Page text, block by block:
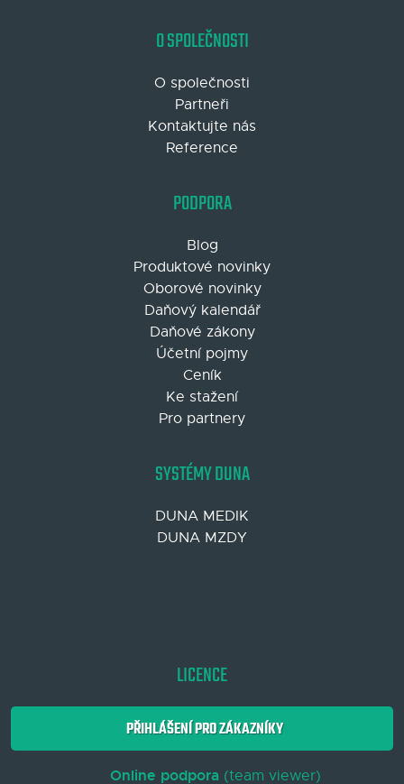
O SPOLEČNOSTI
O společnosti
Partneři
Kontaktujte nás
Reference
PODPORA
Blog
Produktové novinky
Oborové novinky
Daňový kalendář
Daňové zákony
Účetní pojmy
Ceník
Ke stažení
Pro partnery
SYSTÉMY DUNA
DUNA MEDIK
DUNA MZDY
LICENCE
PŘIHLÁŠENÍ PRO ZÁKAZNÍKY
Online podpora(team viewer)